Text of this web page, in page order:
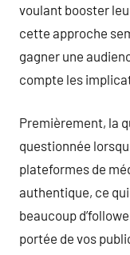
voulant booster
cette approche
gagner une
compte les
Premièrement, la
questionnée
plateformes de
authentique, ce
beaucoup
portée de vos